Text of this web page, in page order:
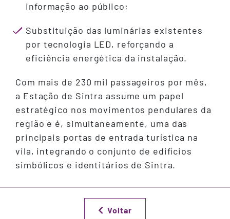
informação ao público;
Substituição das luminárias existentes
por tecnologia LED, reforçando a
eficiência energética da instalação.
Com mais de 230 mil passageiros por mês,
a Estação de Sintra assume um papel
estratégico nos movimentos pendulares da
região e é, simultaneamente, uma das
principais portas de entrada turística na
vila, integrando o conjunto de edifícios
simbólicos e identitários de Sintra.
Voltar